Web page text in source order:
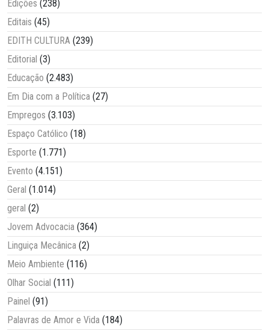
Edições (238)
Editais (45)
EDITH CULTURA (239)
Editorial (3)
Educação (2.483)
Em Dia com a Política (27)
Empregos (3.103)
Espaço Católico (18)
Esporte (1.771)
Evento (4.151)
Geral (1.014)
geral (2)
Jovem Advocacia (364)
Linguiça Mecânica (2)
Meio Ambiente (116)
Olhar Social (111)
Painel (91)
Palavras de Amor e Vida (184)